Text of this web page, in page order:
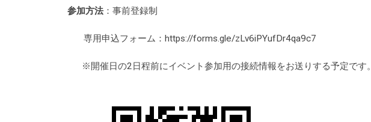
参加方法：事前登録制
専用申込フォーム：https://forms.gle/zLv6iPYufDr4qa9c7
※開催日の2日程前にイベント参加用の接続情報をお送りする予定です。